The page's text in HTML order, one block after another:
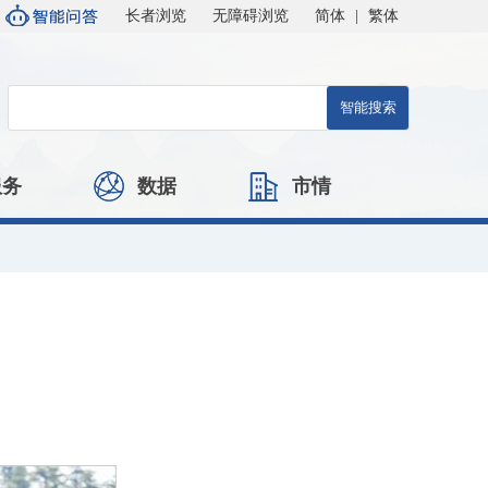
长者浏览 无障碍浏览 简体 繁体
数据 市情